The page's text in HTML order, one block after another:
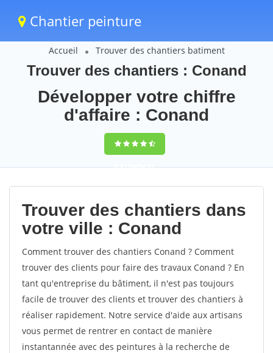
Chantier peinture
Accueil Trouver des chantiers batiment
Trouver des chantiers : Conand
Développer votre chiffre
d'affaire : Conand
9,5(100%)57
votes
Trouver des chantiers dans
votre ville : Conand
Comment trouver des chantiers Conand ? Comment
trouver des clients pour faire des travaux Conand ? En
tant qu'entreprise du bâtiment, il n'est pas toujours
facile de trouver des clients et trouver des chantiers à
réaliser rapidement. Notre service d'aide aux artisans
vous permet de rentrer en contact de manière
instantannée avec des peintures à la recherche de